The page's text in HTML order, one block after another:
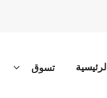
الرئيسية تسوق